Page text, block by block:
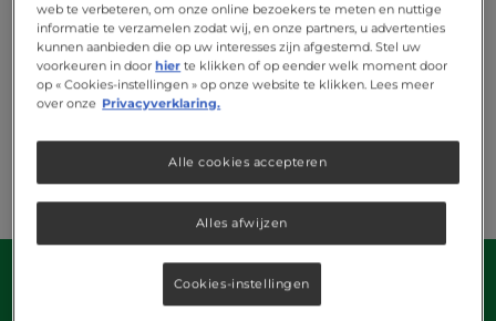
web te verbeteren, om onze online bezoekers te meten en nuttige
informatie te verzamelen zodat wij, en onze partners, u advertenties
kunnen aanbieden die op uw interesses zijn afgestemd. Stel uw
voorkeuren in doorhier te klikken of op eender welk moment door
op « Cookies-instellingen » op onze website te klikken. Lees meer
over onze Privacyverklaring.
Alles afwijzen
Alle cookies accepteren
Cookies-instellingen